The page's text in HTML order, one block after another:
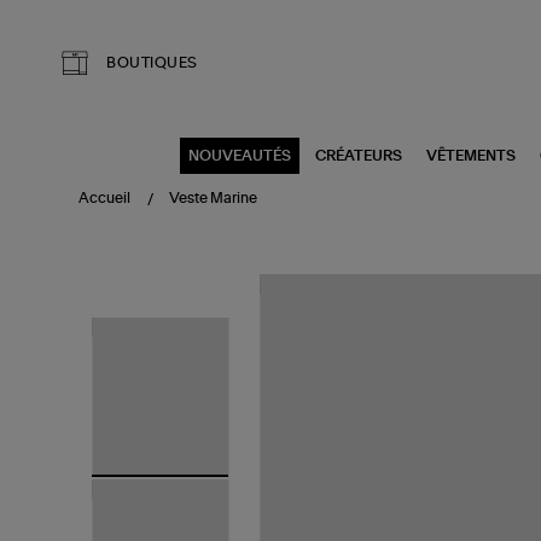
BOUTIQUES
NOUVEAUTÉS CRÉATEURS VÊTEMENTS
Accueil Veste Marine